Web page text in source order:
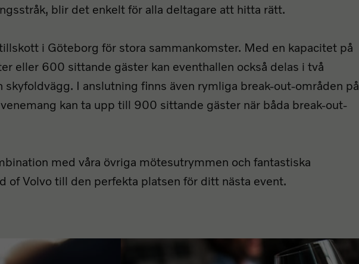
blir det enkelt för alla deltagare att hitta rätt.
i Göteborg för stora sammankomster. Med en kapacitet på
eller 600 sittande gäster kan eventhallen också delas i två
skyfoldvägg. I anslutning finns även rymliga break-out-områden på
kan ta upp till 900 sittande gäster när båda break-out-
med våra övriga mötesutrymmen och fantastiska
of Volvo till den perfekta platsen för ditt nästa event.